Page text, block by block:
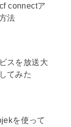
connectア
法
スを放送大
てみた
を使って